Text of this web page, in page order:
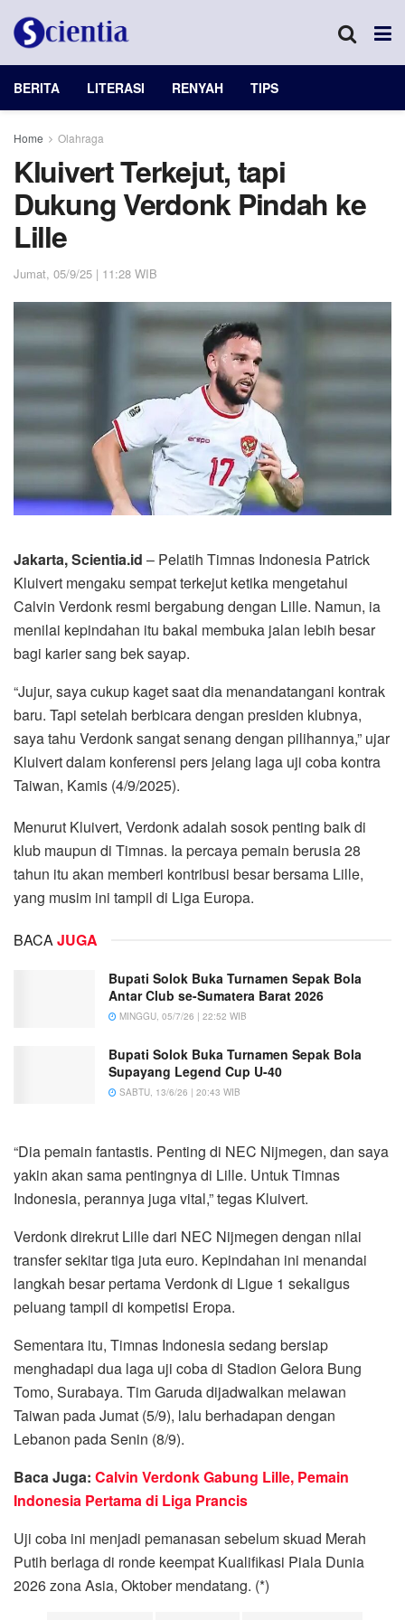
BERITA LITERASI RENYAH TIPS
Home Olahraga
Kluivert Terkejut, tapi
Dukung Verdonk Pindah ke
Lille
Jumat, 05/9/25 | 11:28 WIB
Jakarta, Scientia.id – Pelatih Timnas Indonesia Patrick
Kluivert mengaku sempat terkejut ketika mengetahui
Calvin Verdonk resmi bergabung dengan Lille. Namun, ia
menilai kepindahan itu bakal membuka jalan lebih besar
bagi karier sang bek sayap.
“Jujur, saya cukup kaget saat dia menandatangani kontrak
baru. Tapi setelah berbicara dengan presiden klubnya,
saya tahu Verdonk sangat senang dengan pilihannya,” ujar
Kluivert dalam konferensi pers jelang laga uji coba kontra
Taiwan, Kamis (4/9/2025).
Menurut Kluivert, Verdonk adalah sosok penting baik di
klub maupun di Timnas. Ia percaya pemain berusia 28
tahun itu akan memberi kontribusi besar bersama Lille,
yang musim ini tampil di Liga Europa.
BACA JUGA
Bupati Solok Buka Turnamen Sepak Bola
Antar Club se-Sumatera Barat 2026
MINGGU, 05/7/26 | 22:52 WIB
Bupati Solok Buka Turnamen Sepak Bola
Supayang Legend Cup U-40
SABTU, 13/6/26 | 20:43 WIB
“Dia pemain fantastis. Penting di NEC Nijmegen, dan saya
yakin akan sama pentingnya di Lille. Untuk Timnas
Indonesia, perannya juga vital,” tegas Kluivert.
Verdonk direkrut Lille dari NEC Nijmegen dengan nilai
transfer sekitar tiga juta euro. Kepindahan ini menandai
langkah besar pertama Verdonk di Ligue 1 sekaligus
peluang tampil di kompetisi Eropa.
Sementara itu, Timnas Indonesia sedang bersiap
menghadapi dua laga uji coba di Stadion Gelora Bung
Tomo, Surabaya. Tim Garuda dijadwalkan melawan
Taiwan pada Jumat (5/9), lalu berhadapan dengan
Lebanon pada Senin (8/9).
Baca Juga: Calvin Verdonk Gabung Lille, Pemain
Indonesia Pertama di Liga Prancis
Uji coba ini menjadi pemanasan sebelum skuad Merah
Putih berlaga di ronde keempat Kualifikasi Piala Dunia
2026 zona Asia, Oktober mendatang. (*)